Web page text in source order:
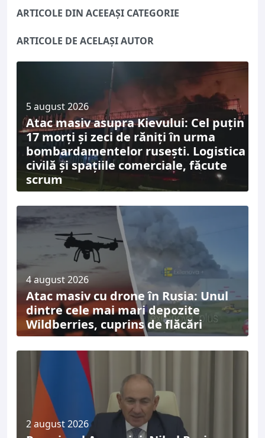
ARTICOLE DIN ACEEAȘI CATEGORIE
ARTICOLE DE ACELAȘI AUTOR
5 august 2026
Atac masiv asupra Kievului: Cel puțin
17 morți și zeci de răniți în urma
bombardamentelor rusești. Logistica
civilă și spațiile comerciale, făcute
scrum
4 august 2026
Atac masiv cu drone în Rusia: Unul
dintre cele mai mari depozite
Wildberries, cuprins de flăcări
2 august 2026